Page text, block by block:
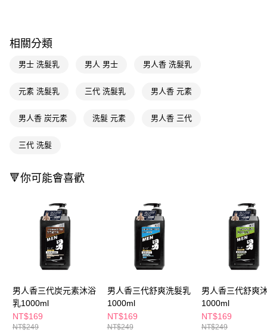
悠遊付
Google Pay
AFTEE先享後付
AFTEE先享後付是「在收到商品之後才付款」的支付方式。 讓您購物簡單
１．簡單：不需註冊會員、不需綁卡、不需儲值。
２．便利：只要手機號碼，簡訊認證，即可結帳。
３．安心：先確認商品／服務後，再付款。
【「AFTEE先享後付」結帳流程】
１．於結帳方式選擇「AFTEE先享後付」後，將跳轉至「AFTEE先享後付」
結帳頁面，進行簡訊認證並確認金額後，即可完成結帳。
３．收到繳費通知簡訊後14天內，點擊此簡訊中的連結，可透過四大超商／
ATM／網路銀行／等多元方式進行付款，方視為交易完成。
※ 請注意：結帳手續完成當下不需立刻繳費，但若您需要取消訂單，請聯絡
購買商品的店家。未經商家同意取消之訂單仍視為有效，需透過AFTEE先享
後付繳納相關費用。
即享券
全家取貨付款
每筆NT$65，滿NT$390(含以上)免運費
付款後全家取貨
萊爾富取貨付款
每筆NT$65，滿NT$490(含以上)免運費
相關分類
男士 洗髮乳 男人 男士 男人香 洗髮乳
元素 洗髮乳 三代 洗髮乳 男人香 元素
男人香 炭元素 洗髮 元素 男人香 三代
三代 洗髮
🔻你可能會喜歡
男人香三代炭元素沐浴
乳1000ml
NT$169
NT$249
男人香三代舒爽洗髮乳
1000ml
NT$169
NT$249
男人香三代舒爽
1000ml
NT$169
NT$249